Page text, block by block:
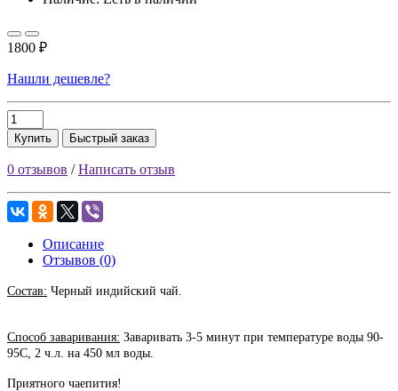
1800 ₽
Нашли дешевле?
Купить Быстрый заказ
0 отзывов /Написать отзыв
Описание
Отзывов (0)
Состав: Черный индийский чай.
Способ заваривания: Заваривать 3-5 минут при температуре воды 90-
95C, 2 ч.л. на 450 мл воды.
Приятного чаепития!